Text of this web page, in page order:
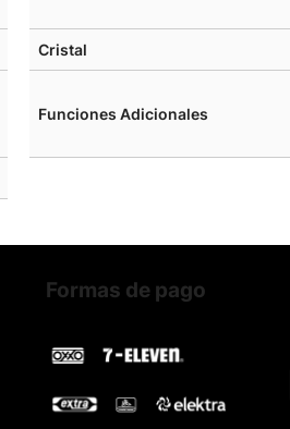
Cristal
Funciones Adicionales
Formas de pago